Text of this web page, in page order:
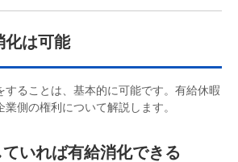
化は可能
することは、基本的に可能です。有給休暇
側の権利について解説します。
いれば有給消化できる